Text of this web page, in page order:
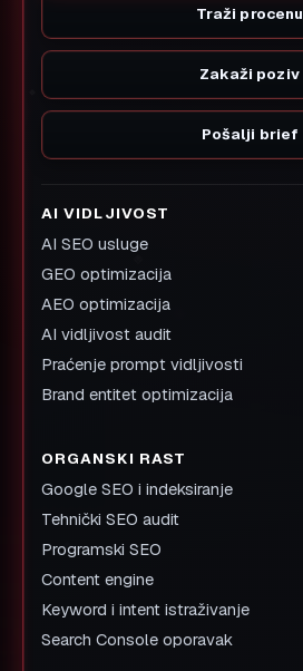
Traži procenu
Zakaži poziv
Pošalji brief
AI VIDLJIVOST
AI SEO usluge
GEO optimizacija
AEO optimizacija
AI vidljivost audit
Praćenje prompt vidljivosti
Brand entitet optimizacija
ORGANSKI RAST
Google SEO i indeksiranje
Tehnički SEO audit
Programski SEO
Content engine
Keyword i intent istraživanje
Search Console oporavak